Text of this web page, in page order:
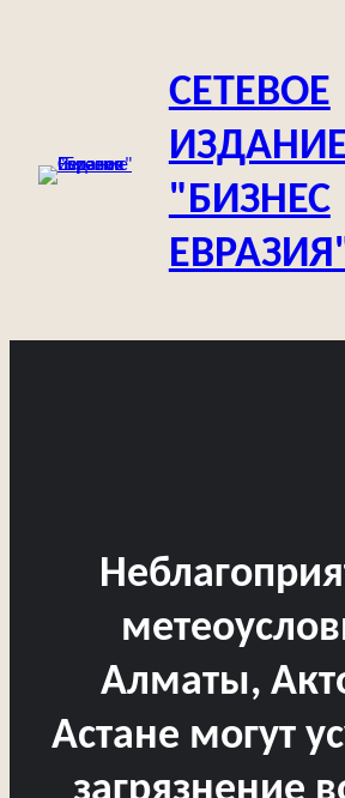
СЕТЕВОЕ
"БИЗНЕС
Алматы,
Астане могут